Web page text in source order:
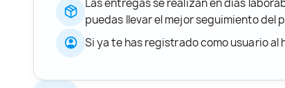
puedas llevar el mejor seguimiento del
Si ya te has registrado como usuario